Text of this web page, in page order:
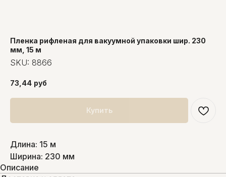
Пленка рифленая для вакуумной упаковки шир. 230
мм, 15 м
SKU: 8866
73,44 руб
Купить
Длина: 15 м
Ширина: 230 мм
Описание